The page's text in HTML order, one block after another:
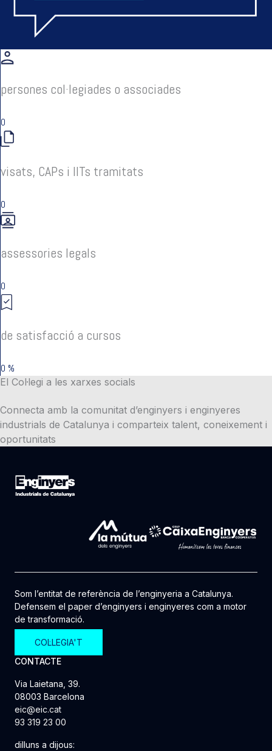
persones col·legiades o associades
0
visats, CAPs i IITs tramitats
0
assessories legals
0
de satisfacció a cursos
0 %
El Col·legi a les xarxes socials
Connecta amb la comunitat d’enginyers i enginyeres
industrials de Catalunya i comparteix talent, coneixement i
oportunitats
Som l’entitat de referència de l’enginyeria a Catalunya.
Defensem el paper d’enginyers i enginyeres com a motor
de transformació.
COL·LEGIA'T
CONTACTE
Via Laietana, 39.
08003 Barcelona
eic@eic.cat
93 319 23 00
dilluns a dijous: